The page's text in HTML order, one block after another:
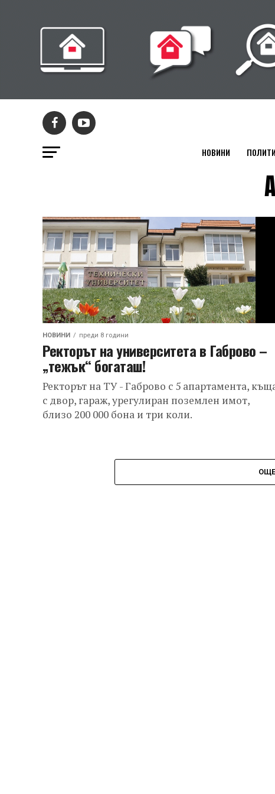
НОВИНИ
НОВИНИ преди 8 години
Ректорът на университета в Габрово –
„тежък“ богаташ!
Ректорът на ТУ - Габрово с 5 апартамента,
с двор, гараж, урегулиран поземлен имот,
близо 200 000 бона и три коли.